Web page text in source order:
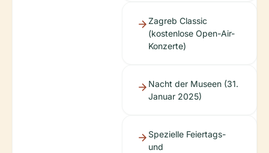
Zagreb Classic
(kostenlose Open-Air-
Konzerte)
Nacht der Museen (31.
Januar 2025)
Spezielle Feiertags-
und